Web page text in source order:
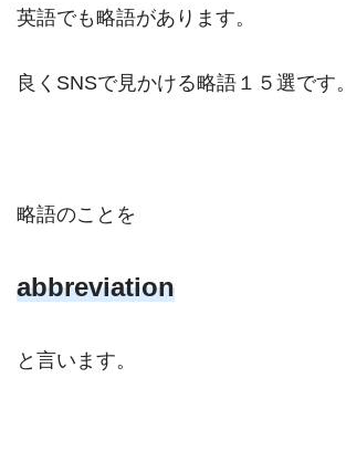
英語でも略語があります。
良くSNSで見かける略語１５選です。
略語のことを
abbreviation
と言います。